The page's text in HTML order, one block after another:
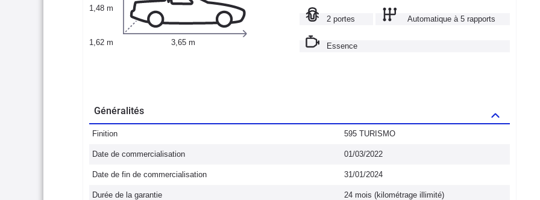
1,48 m
1,62 m 3,65 m
2 portes Automatique à 5 rapports
Essence
Généralités
Finition 595 TURISMO
Date de commercialisation 01/03/2022
Date de fin de commercialisation 31/01/2024
Durée de la garantie 24 mois (kilométrage illimité)